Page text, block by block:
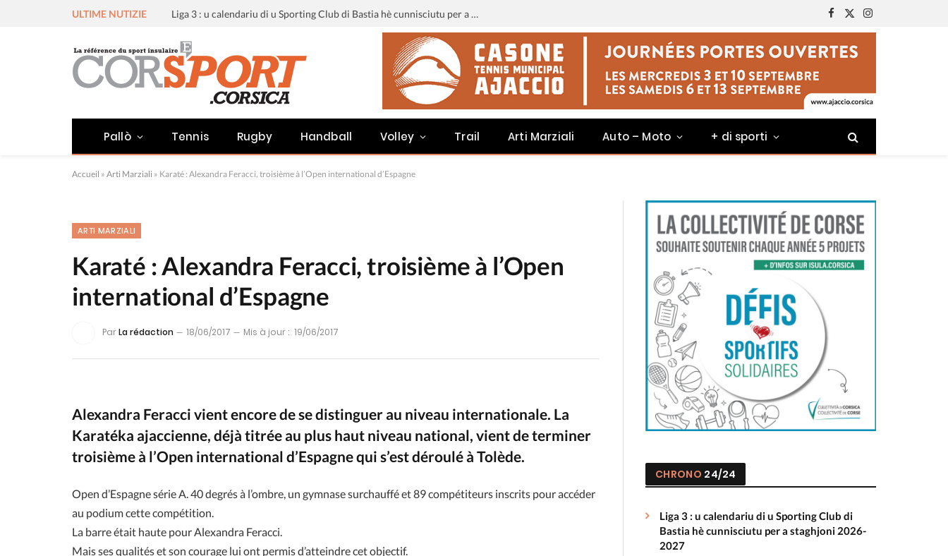
ULTIME NUTIZIE Liga 3 : u calendariu di u Sporting Club di Bastia hè cunnisciutu per a staghjoni 2026-2027
Facebook
X
(Twitter)
Instagram
Pallò Tennis Rugby Handball Volley Trail Arti Marziali Auto – Moto + di sporti
Accueil » Arti Marziali » Karaté : Alexandra Feracci, troisième à l’Open international d’Espagne
ARTI MARZIALI
Karaté : Alexandra Feracci, troisième à l’Open
international d’Espagne
ParLa rédaction 18/06/2017 Mis à jour : 19/06/2017
Alexandra Feracci vient encore de se distinguer au niveau internationale. La
Karatéka ajaccienne, déjà titrée au plus haut niveau national, vient de terminer
troisième à l’Open international d’Espagne qui s’est déroulé à Tolède.
Open d’Espagne série A. 40 degrés à l’ombre, un gymnase surchauffé et 89 compétiteurs inscrits pour accéder
au podium cette compétition.
La barre était haute pour Alexandra Feracci.
Mais ses qualités et son courage lui ont permis d’atteindre cet objectif.
CHRONO 24/24
Liga 3 : u calendariu di u Sporting Club di
Bastia hè cunnisciutu per a staghjoni 2026-
2027